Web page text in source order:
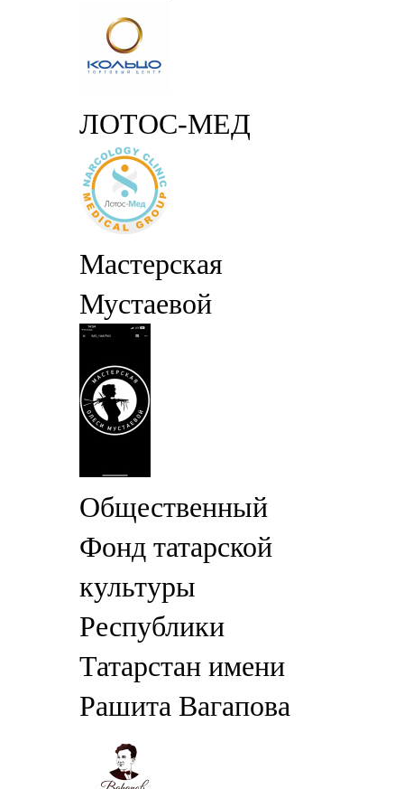
ЛОТОС-МЕД
Мастерская
Мустаевой
Общественный
Фонд татарской
культуры
Республики
Татарстан имени
Рашита Вагапова